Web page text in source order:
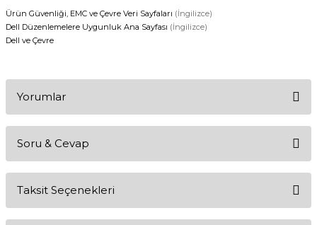
Ürün Güvenliği, EMC ve Çevre Veri Sayfaları (İngilizce)
Dell Düzenlemelere Uygunluk Ana Sayfası (İngilizce)
Dell ve Çevre
Yorumlar
Soru & Cevap
Taksit Seçenekleri